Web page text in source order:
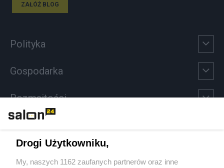
ZAŁÓŻ BLOG
Polityka
Gospodarka
Rozmaitości
Sport
Drogi Użytkowniku,
My, naszych 1162 zaufanych partnerów oraz inne